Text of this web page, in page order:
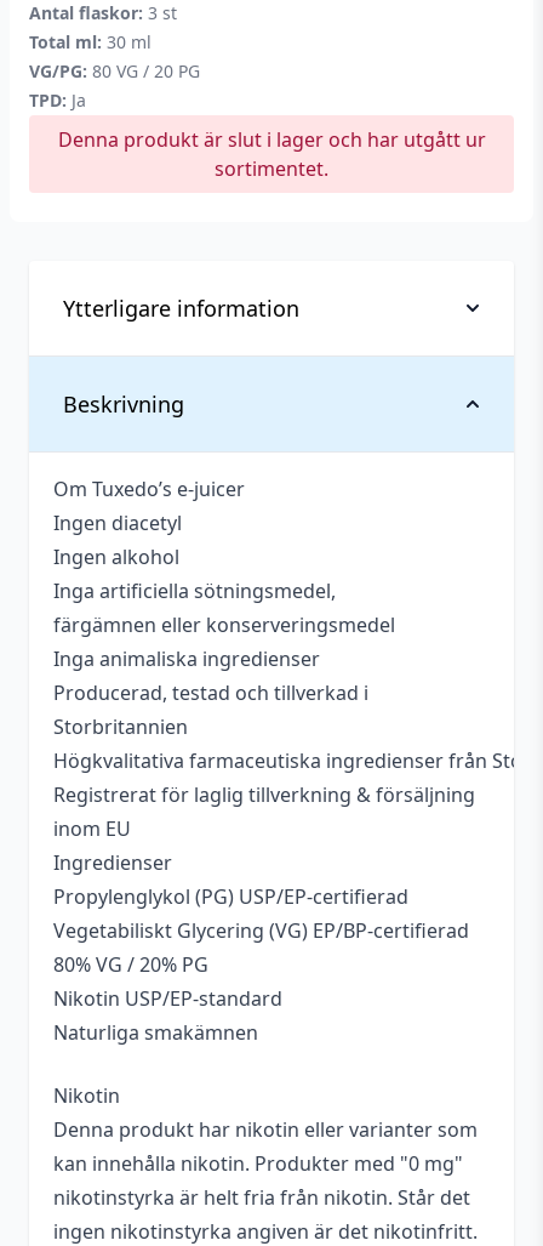
Antal flaskor: 3 st
Total ml: 30 ml
VG/PG: 80 VG / 20 PG
TPD: Ja
Denna produkt är slut i lager och har utgått ur
sortimentet.
Beskrivning
Om Tuxedo’s e-juicer
Ingen diacetyl
Ingen alkohol
Inga artificiella sötningsmedel,
färgämnen eller konserveringsmedel
Inga animaliska ingredienser
Producerad, testad och tillverkad i
Storbritannien
Högkvalitativa farmaceutiska ingredienser från
Registrerat för laglig tillverkning & försäljning
inom EU
Ingredienser
Propylenglykol (PG) USP/EP-certifierad
Vegetabiliskt Glycering (VG) EP/BP-certifierad
80% VG / 20% PG
Nikotin USP/EP-standard
Naturliga smakämnen
Nikotin
Denna produkt har nikotin eller varianter som
kan innehålla nikotin. Produkter med "0 mg"
nikotinstyrka är helt fria från nikotin. Står det
ingen nikotinstyrka angiven är det nikotinfritt.
Ytterligare information
Antal ml
Blandning
80VG / 20PG
Tillverkare
Tuxedo Vapes